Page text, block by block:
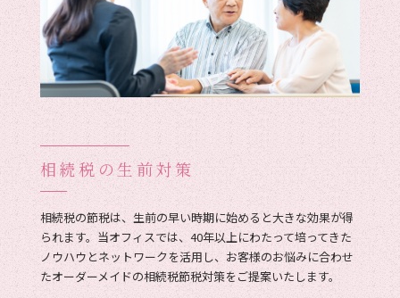
相続税の生前対策
相続税の節税は、生前の早い時期に始めると大きな効果が得
られます。当オフィスでは、40年以上にわたって培ってきた
ノウハウとネットワークを活用し、お客様のお悩みに合わせ
たオーダーメイドの相続税節税対策をご提案いたします。